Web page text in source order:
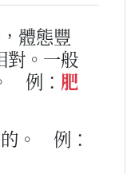
體態豐
對。一般
例： 肥
。
例：